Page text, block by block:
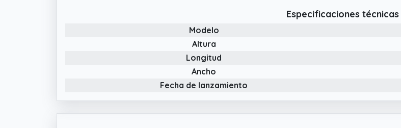
Especificaciones técnicas
Modelo
Altura
Longitud
Ancho
Fecha de lanzamiento